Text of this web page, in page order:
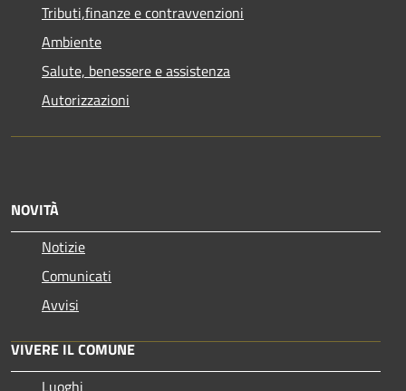
Tributi,finanze e contravvenzioni
Ambiente
Salute, benessere e assistenza
Autorizzazioni
NOVITÀ
Notizie
Comunicati
Avvisi
VIVERE IL COMUNE
Luoghi